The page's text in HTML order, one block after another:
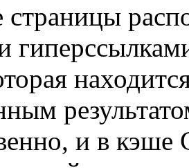
страницы
и в кэше